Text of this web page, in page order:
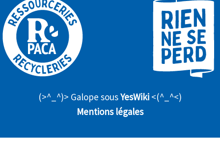
(>^_^)> Galope sousYesWiki <(^_^<)
Mentions légales